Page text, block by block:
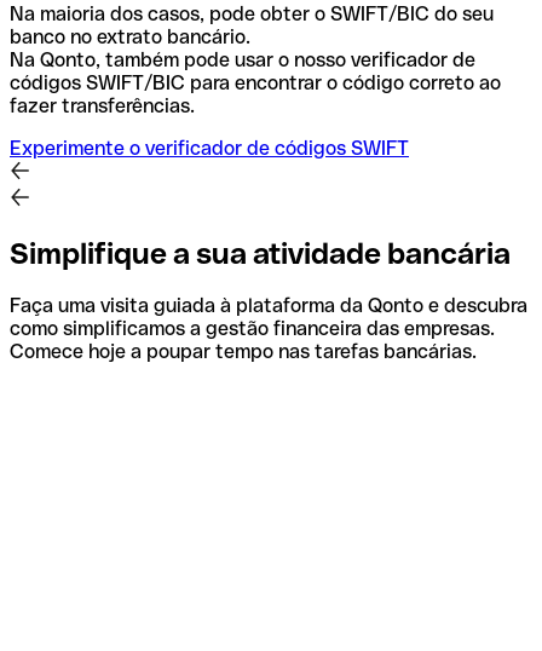
Na maioria dos casos, pode obter o SWIFT/BIC do seu
banco no extrato bancário.
Na Qonto, também pode usar o nosso verificador de
códigos SWIFT/BIC para encontrar o código correto ao
fazer transferências.
Experimente o verificador de códigos SWIFT
Simplifique a sua atividade bancária
Faça uma visita guiada à plataforma da Qonto e descubra
como simplificamos a gestão financeira das empresas.
Comece hoje a poupar tempo nas tarefas bancárias.